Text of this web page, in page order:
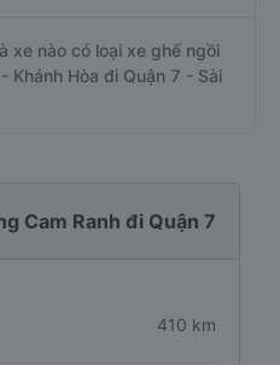
xe nào có loại xe ghế ngồi
Khánh Hòa đi Quận 7 - Sài
Cam Ranh đi Quận 7
410 km